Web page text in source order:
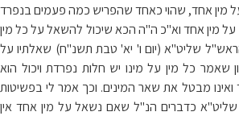
מין אחד, שהוי כאחד שהפריש כמה פעמים בנפרד
מין אחד וא"כ ה"ה הכא שיכול להשאל על כל מין
שליט"א (יום ו' יא' טבת תשנ"ח) שאלתיו על
שאמר כל מין על מינו יש חלות נפרדת ויכול הוא
מבטל את שאר המינים. וכך אמר לי בפשיטות
כדברים הנ"ל שאם נשאל על מין אחד אין